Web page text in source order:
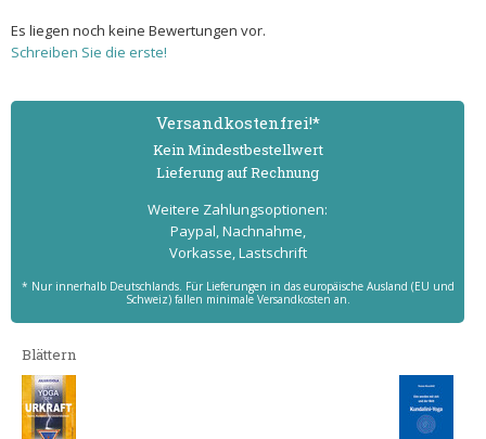
Es liegen noch keine Bewertungen vor.
Schreiben Sie die erste!
Versand­kostenfrei!*
Kein Mindest­bestell­wert
Lieferung auf Rechnung
Weitere Zahlungs­optionen:
Paypal, Nachnahme,
Vorkasse, Lastschrift
* Nur innerhalb Deutschlands. Für Lieferungen in das europäische Ausland (EU und
Schweiz) fallen minimale Versandkosten an.
Blättern